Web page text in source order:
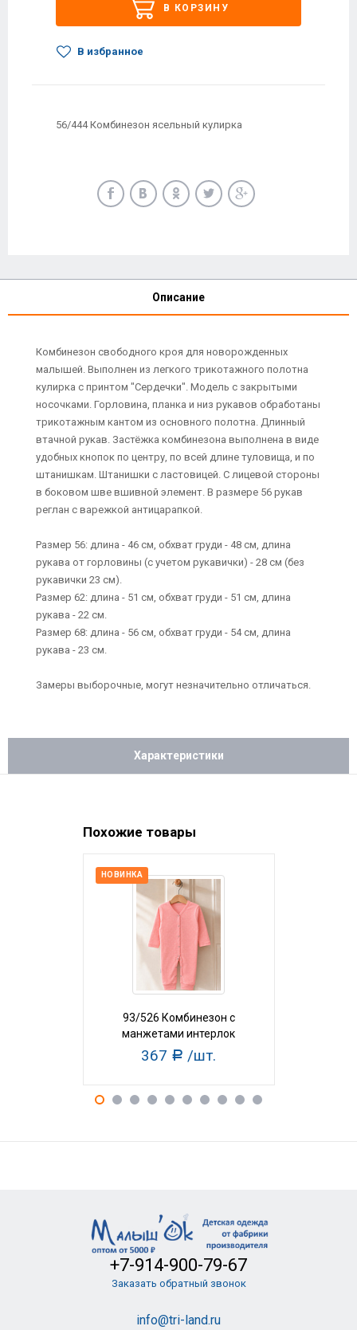
В КОРЗИНУ
В избранное
56/444 Комбинезон ясельный кулирка
Описание
Комбинезон свободного кроя для новорожденных
малышей. Выполнен из легкого трикотажного полотна
кулирка с принтом "Сердечки". Модель с закрытыми
носочками. Горловина, планка и низ рукавов обработаны
трикотажным кантом из основного полотна. Длинный
втачной рукав. Застёжка комбинезона выполнена в виде
удобных кнопок по центру, по всей длине туловища, и по
штанишкам. Штанишки с ластовицей. С лицевой стороны
в боковом шве вшивной элемент. В размере 56 рукав
реглан с варежкой антицарапкой.
Размер 56: длина - 46 см, обхват груди - 48 см, длина
рукава от горловины (с учетом рукавички) - 28 см (без
рукавички 23 см).
Размер 62: длина - 51 см, обхват груди - 51 см, длина
рукава - 22 см.
Размер 68: длина - 56 см, обхват груди - 54 см, длина
рукава - 23 см.
Замеры выборочные, могут незначительно отличаться.
Характеристики
Похожие товары
НОВИНКА
93/526 Комбинезон с
манжетами интерлок
367 Р /шт.
+7-914-900-79-67
Заказать обратный звонок
info@tri-land.ru